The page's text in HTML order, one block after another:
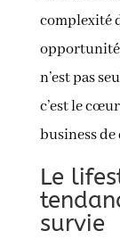
complexité
n’est pas
c’est le
business
Le
survie